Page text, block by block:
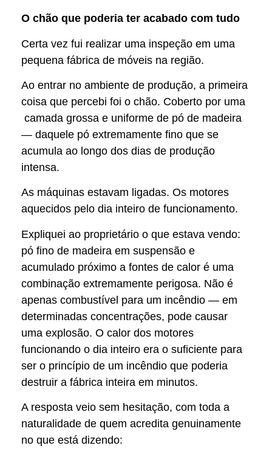
O chão que poderia ter acabado com tudo
Certa vez fui realizar uma inspeção em uma
pequena fábrica de móveis na região.
Ao entrar no ambiente de produção, a primeira
coisa que percebi foi o chão. Coberto por uma
camada grossa e uniforme de pó de madeira
— daquele pó extremamente fino que se
acumula ao longo dos dias de produção
intensa.
As máquinas estavam ligadas. Os motores
aquecidos pelo dia inteiro de funcionamento.
Expliquei ao proprietário o que estava vendo:
pó fino de madeira em suspensão e
acumulado próximo a fontes de calor é uma
combinação extremamente perigosa. Não é
apenas combustível para um incêndio — em
determinadas concentrações, pode causar
uma explosão. O calor dos motores
funcionando o dia inteiro era o suficiente para
ser o princípio de um incêndio que poderia
destruir a fábrica inteira em minutos.
A resposta veio sem hesitação, com toda a
naturalidade de quem acredita genuinamente
no que está dizendo: